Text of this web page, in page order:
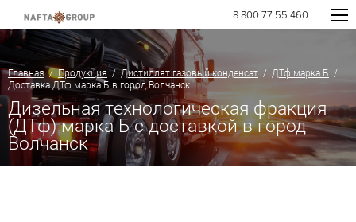
8 800 77 55 460
Главная/Продукция/Дистиллят газовый конденсат / ДТф марка Б /
Доставка ДТф марка Б в город Волчанск
Дизельная технологическая фракция
(ДТф) марка Б с доставкой в город
Волчанск